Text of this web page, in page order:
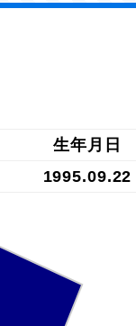
生年月日
1995.09.22